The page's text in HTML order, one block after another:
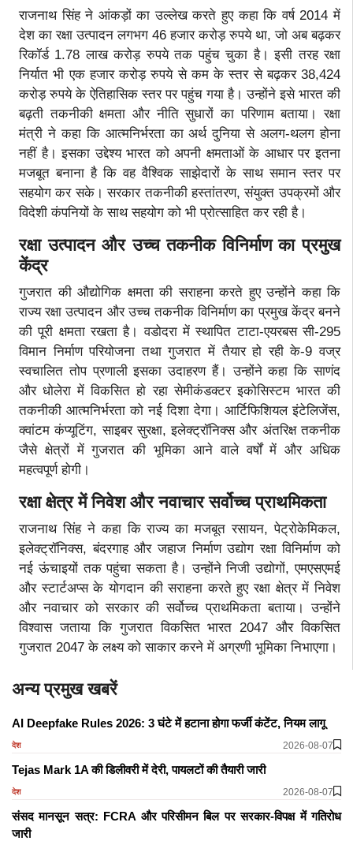
राजनाथ सिंह ने आंकड़ों का उल्लेख करते हुए कहा कि वर्ष 2014 में
देश का रक्षा उत्पादन लगभग 46 हजार करोड़ रुपये था, जो अब बढ़कर
रिकॉर्ड 1.78 लाख करोड़ रुपये तक पहुंच चुका है। इसी तरह रक्षा
निर्यात भी एक हजार करोड़ रुपये से कम के स्तर से बढ़कर 38,424
करोड़ रुपये के ऐतिहासिक स्तर पर पहुंच गया है। उन्होंने इसे भारत की
बढ़ती तकनीकी क्षमता और नीति सुधारों का परिणाम बताया। रक्षा
मंत्री ने कहा कि आत्मनिर्भरता का अर्थ दुनिया से अलग-थलग होना
नहीं है। इसका उद्देश्य भारत को अपनी क्षमताओं के आधार पर इतना
मजबूत बनाना है कि वह वैश्विक साझेदारों के साथ समान स्तर पर
सहयोग कर सके। सरकार तकनीकी हस्तांतरण, संयुक्त उपक्रमों और
विदेशी कंपनियों के साथ सहयोग को भी प्रोत्साहित कर रही है।
रक्षा उत्पादन और उच्च तकनीक विनिर्माण का प्रमुख
केंद्र
गुजरात की औद्योगिक क्षमता की सराहना करते हुए उन्होंने कहा कि
राज्य रक्षा उत्पादन और उच्च तकनीक विनिर्माण का प्रमुख केंद्र बनने
की पूरी क्षमता रखता है। वडोदरा में स्थापित टाटा-एयरबस सी-295
विमान निर्माण परियोजना तथा गुजरात में तैयार हो रही के-9 वज्र
स्वचालित तोप प्रणाली इसका उदाहरण हैं। उन्होंने कहा कि साणंद
और धोलेरा में विकसित हो रहा सेमीकंडक्टर इकोसिस्टम भारत की
तकनीकी आत्मनिर्भरता को नई दिशा देगा। आर्टिफिशियल इंटेलिजेंस,
क्वांटम कंप्यूटिंग, साइबर सुरक्षा, इलेक्ट्रॉनिक्स और अंतरिक्ष तकनीक
जैसे क्षेत्रों में गुजरात की भूमिका आने वाले वर्षों में और अधिक
महत्वपूर्ण होगी।
रक्षा क्षेत्र में निवेश और नवाचार सर्वोच्च प्राथमिकता
राजनाथ सिंह ने कहा कि राज्य का मजबूत रसायन, पेट्रोकेमिकल,
इलेक्ट्रॉनिक्स, बंदरगाह और जहाज निर्माण उद्योग रक्षा विनिर्माण को
नई ऊंचाइयों तक पहुंचा सकता है। उन्होंने निजी उद्योगों, एमएसएमई
और स्टार्टअप्स के योगदान की सराहना करते हुए रक्षा क्षेत्र में निवेश
और नवाचार को सरकार की सर्वोच्च प्राथमिकता बताया। उन्होंने
विश्वास जताया कि गुजरात विकसित भारत 2047 और विकसित
गुजरात 2047 के लक्ष्य को साकार करने में अग्रणी भूमिका निभाएगा।
अन्य प्रमुख खबरें
AI Deepfake Rules 2026: 3 घंटे में हटाना होगा फर्जी कंटेंट, नियम लागू
देश 2026-08-07
Tejas Mark 1A की डिलीवरी में देरी, पायलटों की तैयारी जारी
देश 2026-08-07
संसद मानसून सत्र: FCRA और परिसीमन बिल पर सरकार-विपक्ष में गतिरोध
जारी